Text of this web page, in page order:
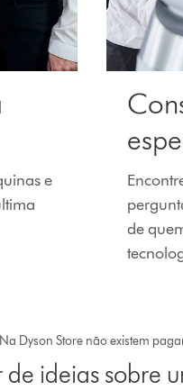
e
de
Na Dyson Store não existem
de ideias sobre